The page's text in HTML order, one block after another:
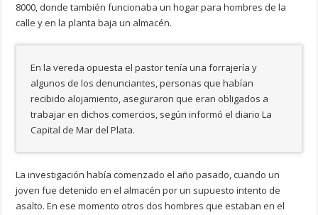
8000, donde también funcionaba un hogar para hombres de la
calle y en la planta baja un almacén.
En la vereda opuesta el pastor tenía una forrajería y
algunos de los denunciantes, personas que habían
recibido alojamiento, aseguraron que eran obligados a
trabajar en dichos comercios, según informó el diario La
Capital de Mar del Plata.
La investigación había comenzado el año pasado, cuando un
joven fue detenido en el almacén por un supuesto intento de
asalto. En ese momento otros dos hombres que estaban en el